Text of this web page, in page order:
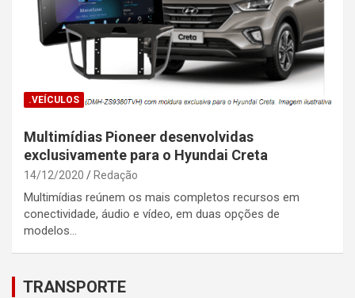
.VEÍCULOS
Multimídias Pioneer desenvolvidas
exclusivamente para o Hyundai Creta
14/12/2020 Redação
Multimídias reúnem os mais completos recursos em
conectividade, áudio e vídeo, em duas opções de
modelos…
TRANSPORTE